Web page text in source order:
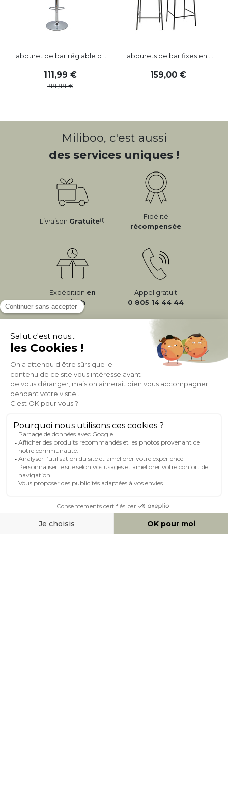
Tabouret de bar réglable p ...
111,99
199,99
Tabourets de bar fixes en ...
159,00
Miliboo, c'est aussi
des services uniques !
Livraison Gratuite(1)
Fidélité
récompensée
Expédition en
24/72h
Appel gratuit
0 805 14 44 44
À PROPOS DE MILIBOO
AIDE & CONTACT